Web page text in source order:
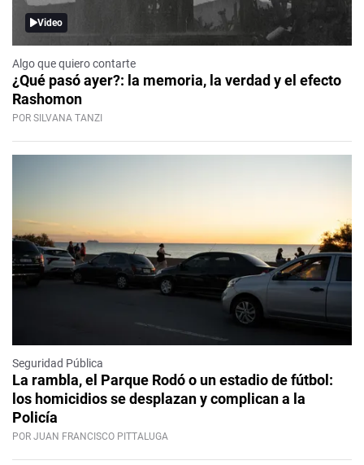
Video
Algo que quiero contarte
¿Qué pasó ayer?: la memoria, la verdad y el efecto
Rashomon
POR SILVANA TANZI
Seguridad Pública
La rambla, el Parque Rodó o un estadio de fútbol:
los homicidios se desplazan y complican a la
Policía
POR JUAN FRANCISCO PITTALUGA